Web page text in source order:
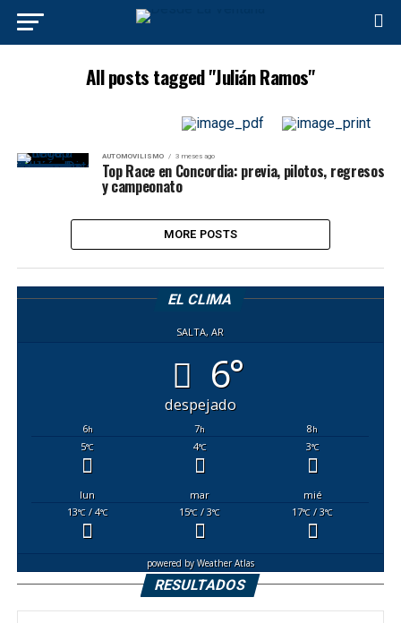
All posts tagged "Julián Ramos"
AUTOMOVILISMO 3 meses ago
Top Race en Concordia: previa, pilotos, regresos
y campeonato
MORE POSTS
EL CLIMA
SALTA, AR
6°
despejado
6h 7h 8h
5°C 4°C 3°C
lun mar
mié
13°C/ 4°C 15°C / 3°C 17°C / 3°C
powered byWeather Atlas
RESULTADOS